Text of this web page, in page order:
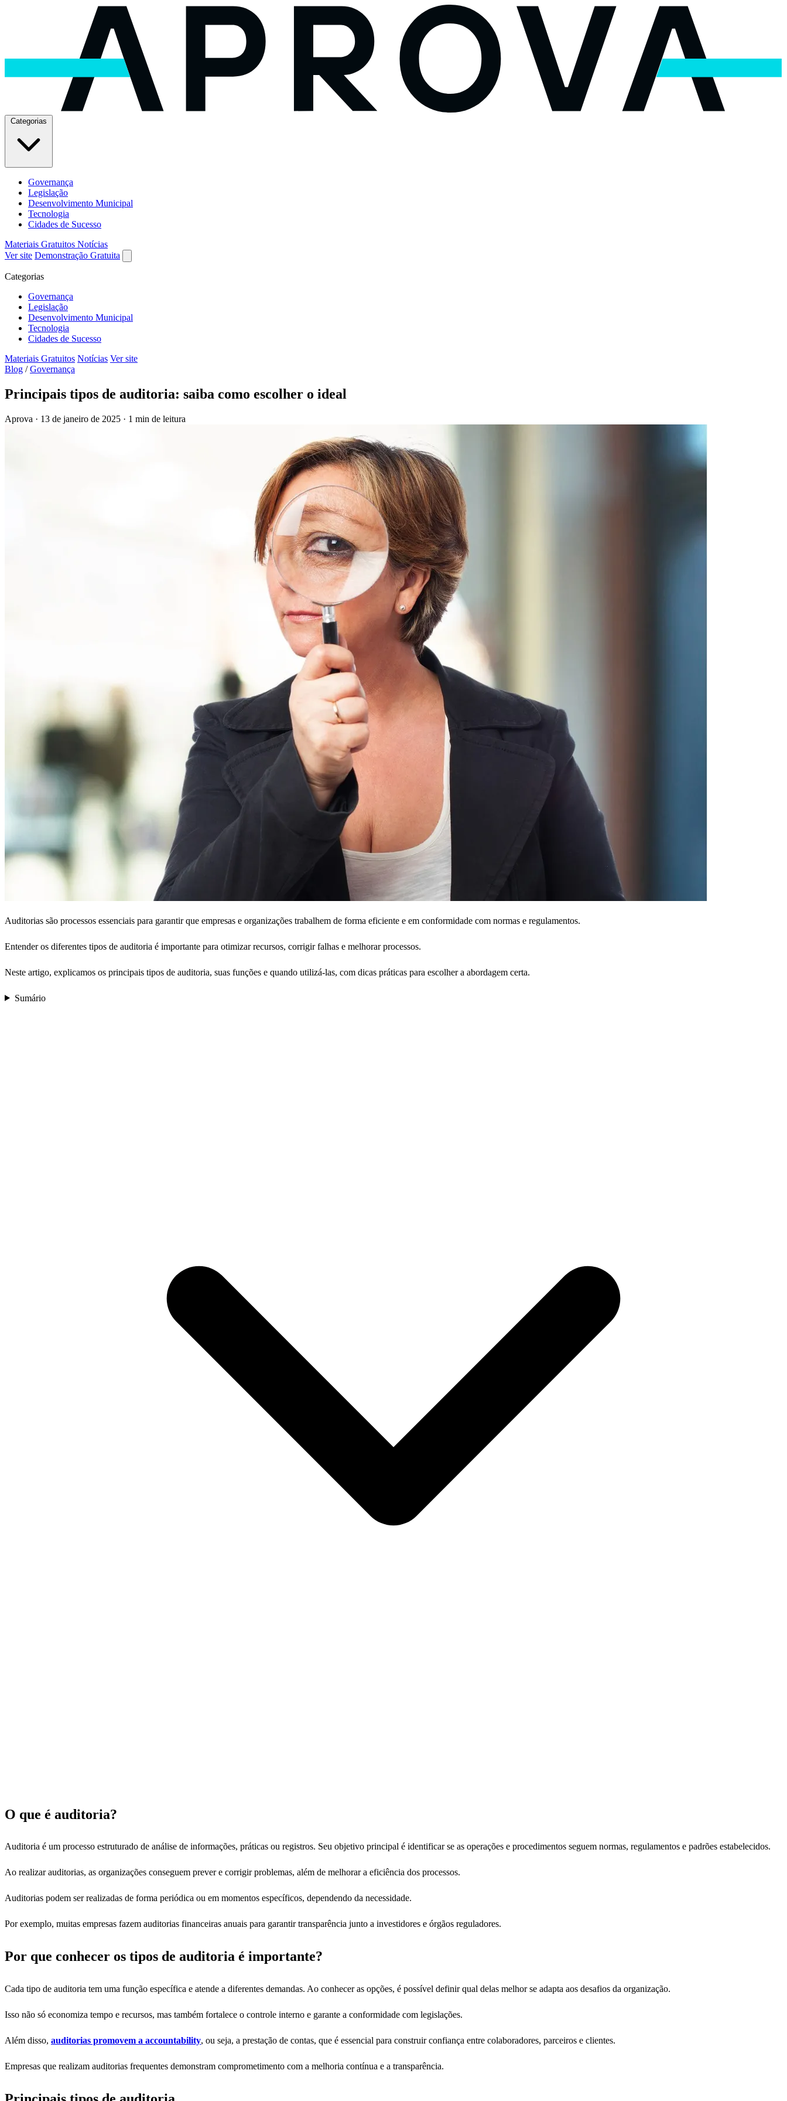
Governança
Legislação
Desenvolvimento Municipal
Tecnologia
Cidades de Sucesso
Materiais Gratuitos Notícias
Ver site Demonstração Gratuita
Categorias
Governança
Legislação
Desenvolvimento Municipal
Tecnologia
Cidades de Sucesso
Materiais Gratuitos Notícias Ver site
Blog / Governança
Principais tipos de auditoria: saiba como escolher o ideal
Aprova · 13 de janeiro de 2025 · 1 min de leitura
Auditorias são processos essenciais para garantir que empresas e organizações trabalhem de forma eficiente e em conformidade com normas e regulamentos.
Entender os diferentes tipos de auditoria é importante para otimizar recursos, corrigir falhas e melhorar processos.
Neste artigo, explicamos os principais tipos de auditoria, suas funções e quando utilizá-las, com dicas práticas para escolher a abordagem certa.
Sumário
O que é auditoria?
Auditoria é um processo estruturado de análise de informações, práticas ou registros. Seu objetivo principal é identificar se as operações e procedimentos seguem normas, regulamentos e padrões estabelecidos.
Ao realizar auditorias, as organizações conseguem prever e corrigir problemas, além de melhorar a eficiência dos processos.
Auditorias podem ser realizadas de forma periódica ou em momentos específicos, dependendo da necessidade.
Por exemplo, muitas empresas fazem auditorias financeiras anuais para garantir transparência junto a investidores e órgãos reguladores.
Por que conhecer os tipos de auditoria é importante?
Cada tipo de auditoria tem uma função específica e atende a diferentes demandas. Ao conhecer as opções, é possível definir qual delas melhor se adapta aos desafios da organização.
Isso não só economiza tempo e recursos, mas também fortalece o controle interno e garante a conformidade com legislações.
Além disso, auditorias promovem a accountability, ou seja, a prestação de contas, que é essencial para construir confiança entre colaboradores, parceiros e clientes.
Empresas que realizam auditorias frequentes demonstram comprometimento com a melhoria contínua e a transparência.